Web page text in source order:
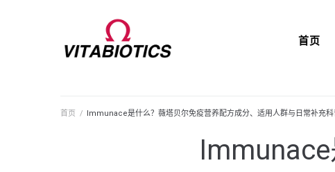
首页
首页 / Immunace是什么？薇塔贝尔免疫营养配方成分、适用人群与日常补充科